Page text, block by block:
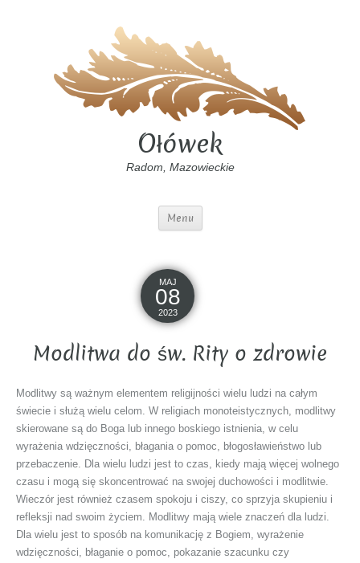
Ołówek
Radom, Mazowieckie
Menu
MAJ
08
2023
Modlitwa do św. Rity o zdrowie
Modlitwy są ważnym elementem religijności wielu ludzi na całym
świecie i służą wielu celom. W religiach monoteistycznych, modlitwy
skierowane są do Boga lub innego boskiego istnienia, w celu
wyrażenia wdzięczności, błagania o pomoc, błogosławieństwo lub
przebaczenie. Dla wielu ludzi jest to czas, kiedy mają więcej wolnego
czasu i mogą się skoncentrować na swojej duchowości i modlitwie.
Wieczór jest również czasem spokoju i ciszy, co sprzyja skupieniu i
refleksji nad swoim życiem. Modlitwy mają wiele znaczeń dla ludzi.
Dla wielu jest to sposób na komunikację z Bogiem, wyrażenie
wdzięczności, błaganie o pomoc, pokazanie szacunku czy